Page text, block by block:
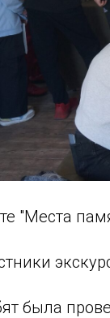
"Места
была